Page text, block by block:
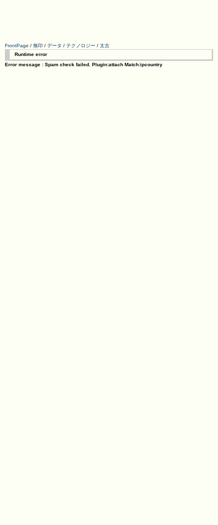
FrontPage / 無印 / データ / テクノロジー / 太古
Runtime error
Error message : Spam check failed. Plugin:attach Match:ipcountry